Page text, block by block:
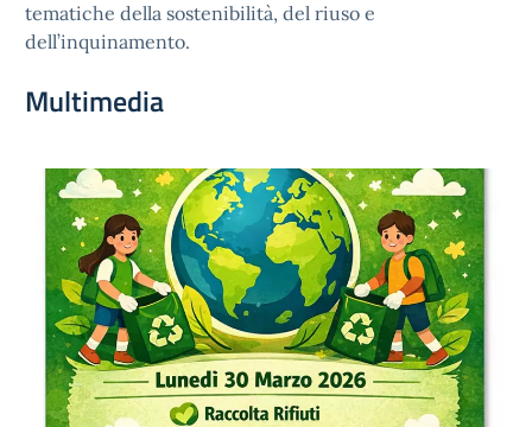
tematiche della sostenibilità, del riuso e
dell’inquinamento.
Multimedia